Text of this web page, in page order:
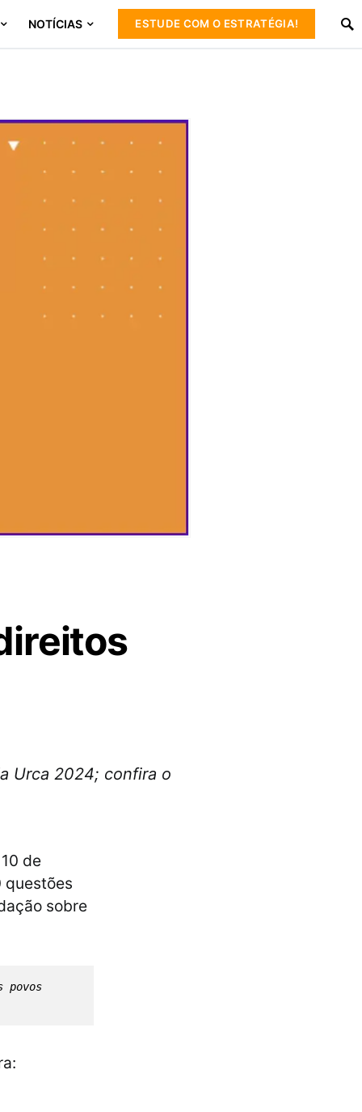
NOTÍCIAS ESTUDE COM O ESTRATÉGIA!
Urca 2024; confira o
de
questões
sobre
povos